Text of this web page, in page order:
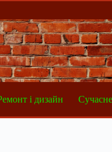
і дизайн